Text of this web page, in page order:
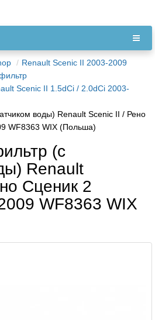
Renault Scenic II 2003-2009
Scenic II 1.5dCi / 2.0dCi 2003-
воды) Renault Scenic II / Рено
WF8363 WIX (Польша)
(с
Renault
Сценик 2
WF8363 WIX